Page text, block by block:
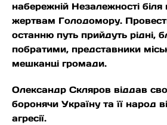
набережній Незалежності біля
жертвам Голодомору.
останню путь прийдуть рідні,
побратими, представники
мешканці громади.
Олександр Скляров віддав
боронячи Україну та її народ
агресії.